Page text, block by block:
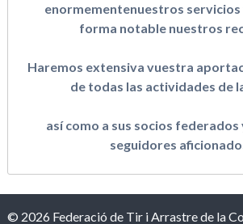
enormementenuestros servicios
forma notable nuestros
Haremos extensiva vuestra
de todas las actividades de
así como a sus socios federados
seguidores
© 2026 Federació de Tir i Arrastre de la